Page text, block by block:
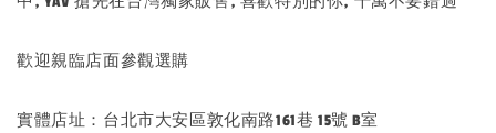
歡迎親臨店面參觀選購
實體店址：台北市大安區敦化南路161巷 15號 B室